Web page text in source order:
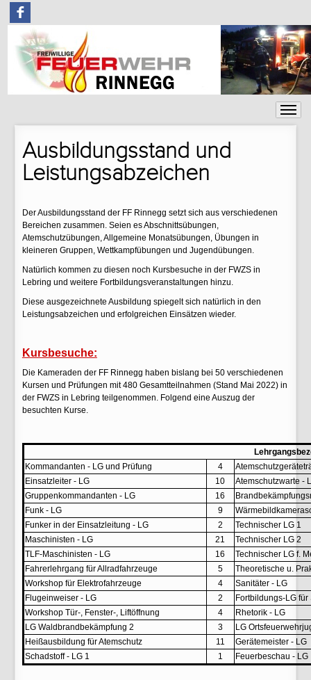
F
Ausbildungsstand und
Leistungsabzeichen
Der Ausbildungsstand der FF Rinnegg setzt sich aus verschiedenen
Bereichen zusammen. Seien es Abschnittsübungen,
Atemschutzübungen, Allgemeine Monatsübungen, Übungen in
kleineren Gruppen, Wettkampfübungen und Jugendübungen.
Natürlich kommen zu diesen noch Kursbesuche in der FWZS in
Lebring und weitere Fortbildungsveranstaltungen hinzu.
Diese ausgezeichnete Ausbildung spiegelt sich natürlich in den
Leistungsabzeichen und erfolgreichen Einsätzen wieder.
Kursbesuche:
Die Kameraden der FF Rinnegg haben bislang bei 50 verschiedenen
Kursen und Prüfungen mit 480 Gesamtteilnahmen (Stand Mai 2022) in
der FWZS in Lebring teilgenommen. Folgend eine Auszug der
besuchten Kurse.
Kommandanten - LG und Prüfung
4
Einsatzleiter - LG
10
Atemschutzwarte -
Gruppenkommandanten - LG
16
Funk - LG
9
Funker in der Einsatzleitung - LG
2
Technischer LG 1
Maschinisten - LG
21
Technischer LG 2
TLF-Maschinisten - LG
16
Technischer LG f.
Fahrerlehrgang für Allradfahrzeuge
5
Theoretische u.
Workshop für Elektrofahrzeuge
4
Sanitäter - LG
Flugeinweiser - LG
2
Fortbildungs-LG für
Workshop Tür-, Fenster-, Liftöffnung
4
Rhetorik - LG
LG Waldbrandbekämpfung 2
3
LG
Heißausbildung für Atemschutz
11
Gerätemeister - LG
Schadstoff - LG 1
1 Feuerbeschau - LG